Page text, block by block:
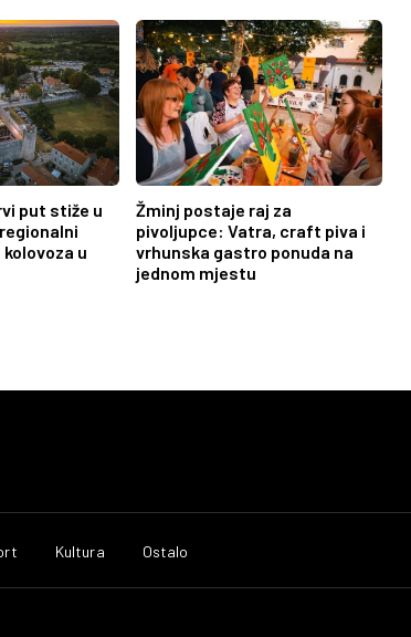
put stiže u
u
Žminj postaje raj za
pivoljupce: Vatra, craft piva i
vrhunska gastro ponuda na
jednom mjestu
Kultura Ostalo